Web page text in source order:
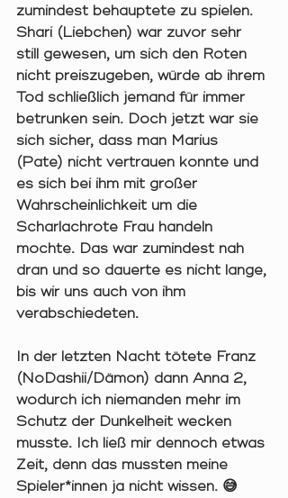
zumindest behauptete zu spielen.
Shari (Liebchen) war zuvor sehr
still gewesen, um sich den Roten
nicht preiszugeben, würde ab ihrem
Tod schließlich jemand für immer
betrunken sein. Doch jetzt war sie
sich sicher, dass man Marius
(Pate) nicht vertrauen konnte und
es sich bei ihm mit großer
Wahrscheinlichkeit um die
Scharlachrote Frau handeln
mochte. Das war zumindest nah
dran und so dauerte es nicht lange,
bis wir uns auch von ihm
verabschiedeten.
In der letzten Nacht tötete Franz
(NoDashii/Dämon) dann Anna 2,
wodurch ich niemanden mehr im
Schutz der Dunkelheit wecken
musste. Ich ließ mir dennoch etwas
Zeit, denn das mussten meine
Spieler*innen ja nicht wissen. 😅